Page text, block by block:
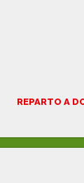
REPARTO A